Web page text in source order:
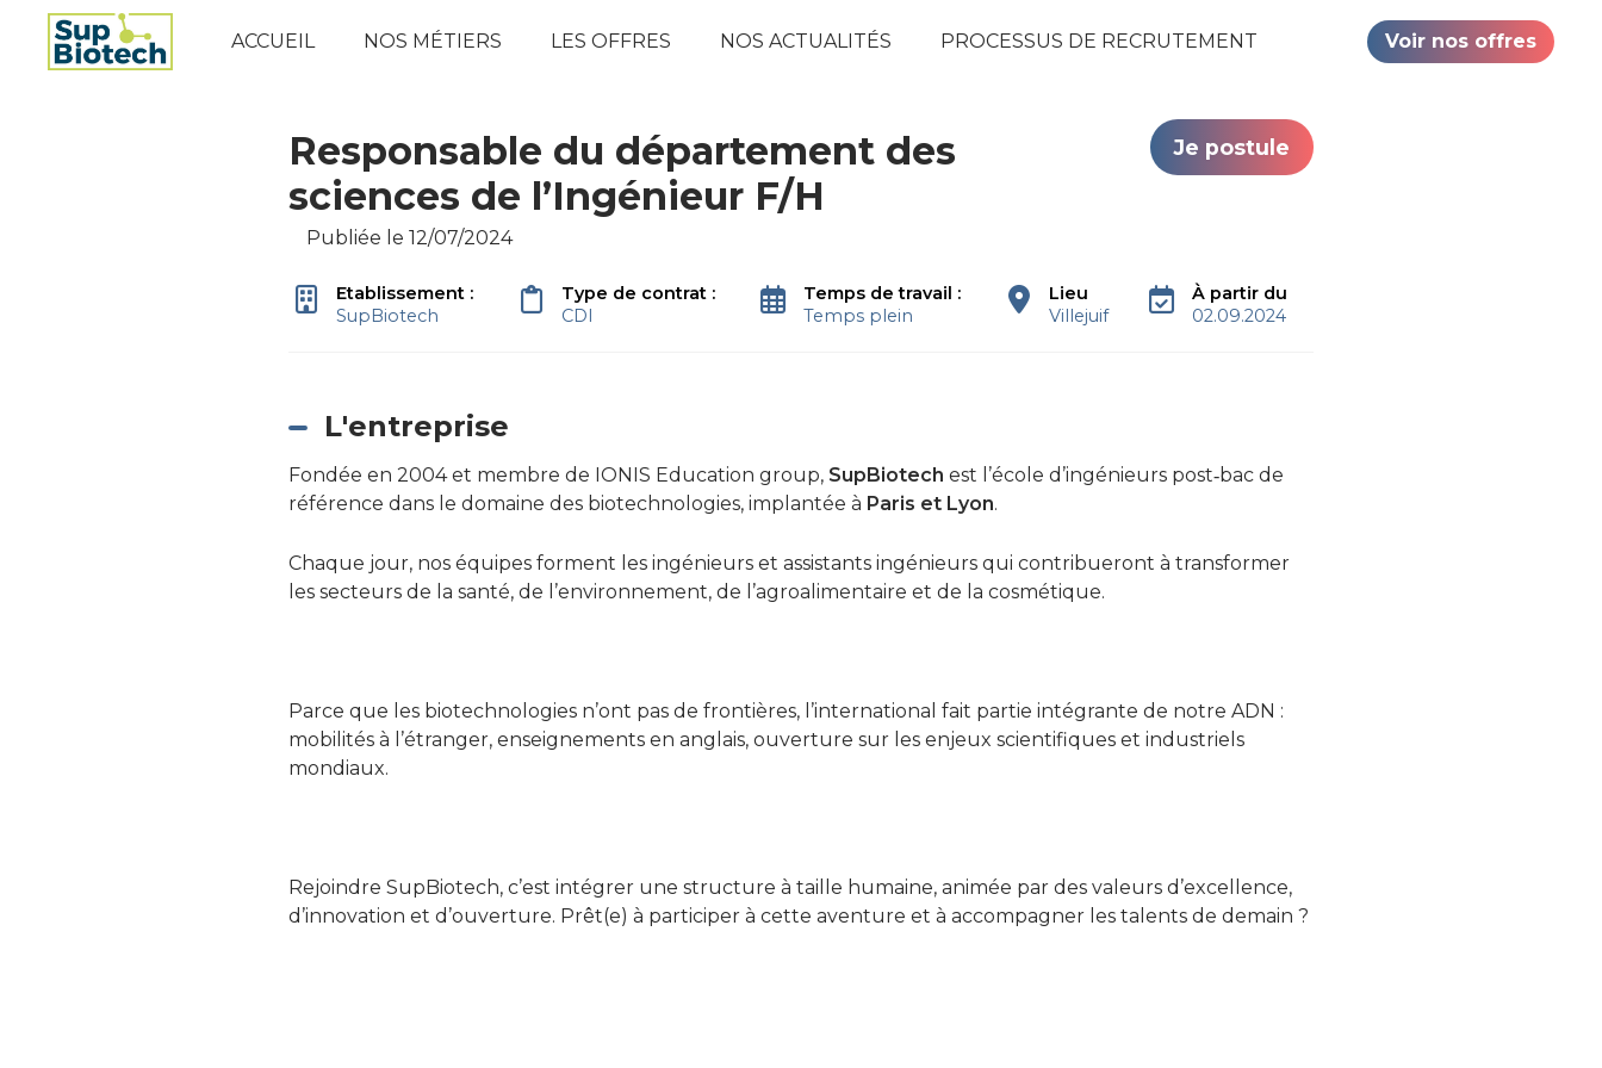
ACCUEIL NOS MÉTIERS LES OFFRES NOS ACTUALITÉS PROCESSUS DE RECRUTEMENT Voir nos offres
Responsable du département des
sciences de l’Ingénieur F/H
Je postule
Publiée le 12/07/2024
Etablissement :
SupBiotech
Type de contrat :
CDI
Temps de travail :
Temps plein
Lieu
Villejuif
À partir du
02.09.2024
L'entreprise
Fondée en 2004 et membre de IONIS Education group, SupBiotech est l’école d’ingénieurs post‑bac de
référence dans le domaine des biotechnologies, implantée à Paris et Lyon.
Chaque jour, nos équipes forment les ingénieurs et assistants ingénieurs qui contribueront à transformer
les secteurs de la santé, de l’environnement, de l’agroalimentaire et de la cosmétique.
Parce que les biotechnologies n’ont pas de frontières, l’international fait partie intégrante de notre ADN :
mobilités à l’étranger, enseignements en anglais, ouverture sur les enjeux scientifiques et industriels
mondiaux.
Rejoindre SupBiotech, c’est intégrer une structure à taille humaine, animée par des valeurs d’excellence,
d’innovation et d’ouverture. Prêt(e) à participer à cette aventure et à accompagner les talents de demain ?